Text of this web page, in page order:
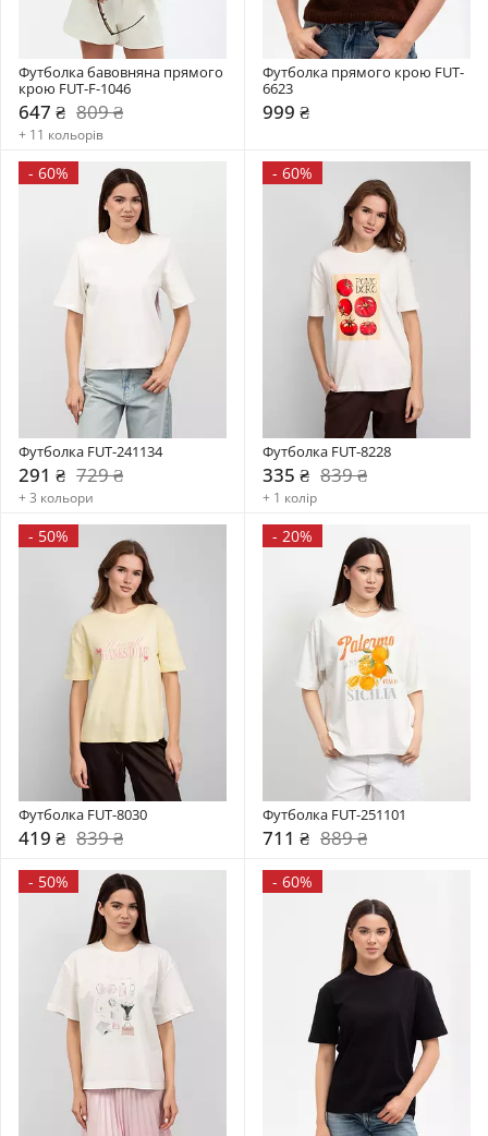
Футболка бавовняна прямого
крою FUT-F-1046
647 ₴ 809 ₴
+ 11 кольорів
Футболка прямого крою FUT-
6623
999 ₴
- 60%
Футболка FUT-241134
291 ₴ 729 ₴
+ 3 кольори
- 60%
Футболка FUT-8228
335 ₴ 839 ₴
+ 1 колір
- 50%
Футболка FUT-8030
419 ₴ 839 ₴
- 20%
Футболка FUT-251101
711 ₴ 889 ₴
- 50% - 60%